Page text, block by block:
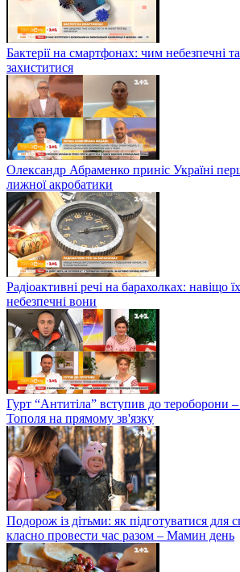
Бактерії на смартфонах: чим небезпечні
захиститися
Олександр Абраменко приніс Україні
лижної акробатики
Радіоактивні речі на барахолках: навіщо
небезпечні вони
Гурт “Антитіла” вступив до тероборони
Тополя на прямому зв'язку
Подорож із дітьми: як підготуватися для
класно провести час разом – Мамин день